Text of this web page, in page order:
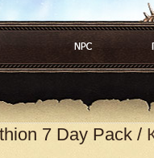
7 Day Pack /